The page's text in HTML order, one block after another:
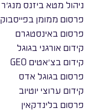
ניהול מטא ביזנס מנג׳ר
פרסום ממומן בפייסבוק
פרסום באינסטגרם
קידום אורגני בגוגל
קידום בצ׳אטים GEO
פרסום בגוגל אדס
קידום ערוצי יוטיוב
פרסום בלינדקאין